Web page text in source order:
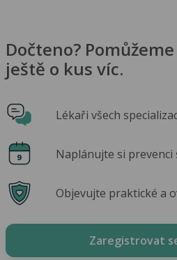
Dočteno?
ještě o kus víc.
Lékaři všech
Naplánujte si prevenci
Objevujte praktické a
Zaregistrovat